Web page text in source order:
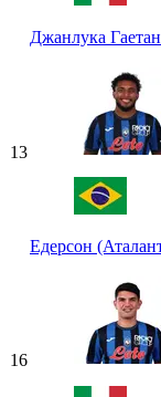
Джанлука
13
Едерсон
16